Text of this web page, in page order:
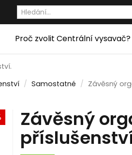
Proč zvolit Centrální vysavač?
Samostatné Závěsný
Závěsný